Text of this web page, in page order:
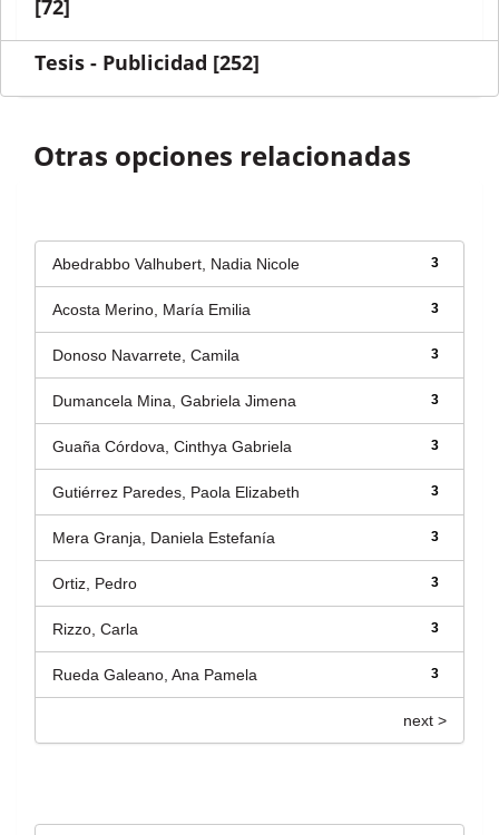
[72]
Tesis - Publicidad [252]
Otras opciones relacionadas
3
Abedrabbo Valhubert, Nadia Nicole
3
Acosta Merino, María Emilia
3
Donoso Navarrete, Camila
3
Dumancela Mina, Gabriela Jimena
3
Guaña Córdova, Cinthya Gabriela
3
Gutiérrez Paredes, Paola Elizabeth
3
Mera Granja, Daniela Estefanía
3
Ortiz, Pedro
3
Rizzo, Carla
3
Rueda Galeano, Ana Pamela
next >